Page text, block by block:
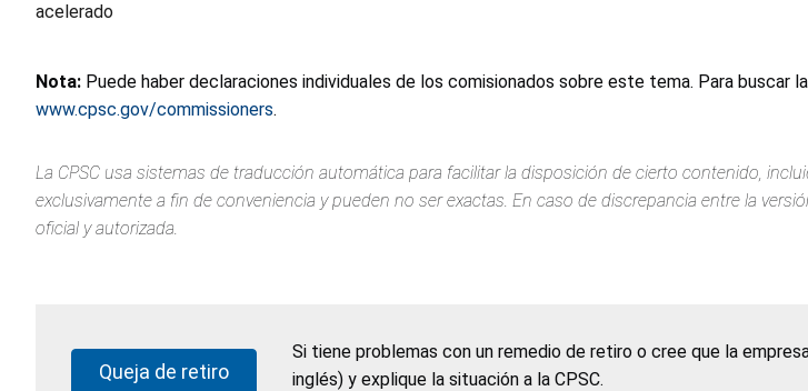
acelerado
Nota: Puede haber declaraciones individuales de los comisionados sobre este tema. Para buscar
www.cpsc.gov/commissioners.
La CPSC usa sistemas de traducción automática para facilitar la disposición de cierto contenido,
exclusivamente a fin de conveniencia y pueden no ser exactas. En caso de discrepancia entre la
oficial y autorizada.
Queja de retiro
Si tiene problemas con un remedio de retiro o cree que la
inglés) y explique la situación a la CPSC.